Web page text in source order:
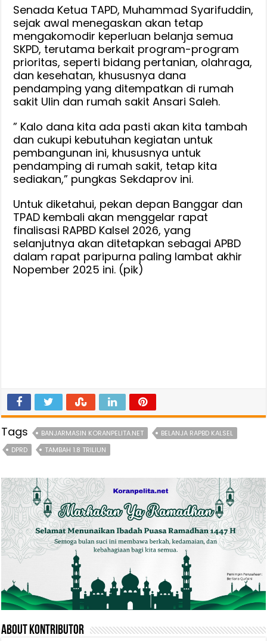
Senada Ketua TAPD, Muhammad Syarifuddin,
sejak awal menegaskan akan tetap
mengakomodir keperluan belanja semua
SKPD, terutama berkait program-program
prioritas, seperti bidang pertanian, olahraga,
dan kesehatan, khususnya dana
pendamping yang ditempatkan di rumah
sakit Ulin dan rumah sakit Ansari Saleh.
” Kalo dana kita ada pasti akan kita tambah
dan cukupi kebutuhan kegiatan untuk
pembangunan ini, khususnya untuk
pendamping di rumah sakit, tetap kita
sediakan,” pungkas Sekdaprov ini.
Untuk diketahui, pekan depan Banggar dan
TPAD kembali akan menggelar rapat
finalisasi RAPBD Kalsel 2026, yang
selanjutnya akan ditetapkan sebagai APBD
dalam rapat paripurna paling lambat akhir
Nopember 2025 ini. (pik)
Tags BANJARMASIN KORANPELITA.NET
BELANJA RAPBD KALSEL
DPRD
TAMBAH 1.8 TRILIUN
About Kontributor